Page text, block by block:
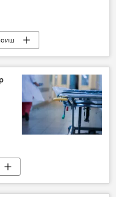
ҷароҳат